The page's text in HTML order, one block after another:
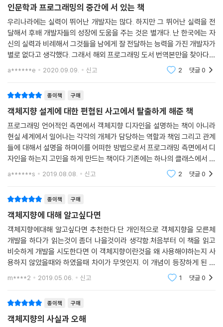
- ‘어떻게’가 아니라 ‘무엇’을
- 책임을 자극하는 메시지
메시지와 메서드
- 메시지
- 메서드
- 다형성
- 송신자와 수신자를 약하게 연결하는 메시지
메시지를 따라라
- 객체지향의 핵심, 메시지
- 책임-주도 설계 다시 살펴보기
- What/Who 사이클
- 묻지 말고 시켜라
객체 인터페이스
- 메시지가 인터페이스를 결정한다
- 공용 인터페이스
- 책임, 메시지, 그리고 인터페이스
인터페이스와 구현의 분리
- 객체 관점에서 생각하는 방법
- 구현
- 인터페이스와 구현의 분리 원칙
책임의 자율성이 협력의 품질을 결정한다
▣ 06장: 객체 지도
이다.
◎ 객체지향은 클래스를 지향하는 것이 아니라 객체를 지향하는 것이다.
클래스는 단지 구현 메커니즘일 뿐이다.
◎ 자율적인 책임이 자율적인 객체와 유연한 설계를 낳는다.
◎ 객체지향은 안정적인 도메인 구조에 불안정한 기능을 통합한 것이다.
◎ 객체가 메시지를 선택하는 것이 아니라 메시지가 객체를 선택하게 해
인문학과 프로그래밍의 중간에 서 있는 책
우리나라에는 실력이 뛰어난 개발자는 많다. 하지만 그 뛰어난 실력을 전
달해서 후배 개발자들의 성장에 도움을 주는 것은 별개다. 난 한국에는 자
신의 실력과 비례해서 그것들을 남에게 잘 전달하는 능력을 가진 개발자가
별로 없다고 생각했다. 그래서 해외 프로그래밍 도서 번역본만을 찾아다녔
다.그런데 이 책은 정말 훌륭하다.객체지향을 어떻게 바라보고 어떤 관점
a******e 2020.09.09. 신고 2 댓글0
종이책 구매
객체지향 설계에 대한 편협된 사고에서 탈출하게 해준 책
프로그래밍 언어적인 측면에서 객체지향 디자인을 설명하는 책이 아니라
현실 세계에서 일어나는 각각의 개체가 담당하는 역할과 책임 그리고 관계
들에 대해서 설명을 하며이를 어떠한 방법으로서 프로그래밍 측면에서 디
자인을 하는지 고민을 하게 만드는 책이다.기존에는 하나의 클래스에서 상
속을 받는 자식 클래스 처럼 부모-자식 관계와다형성을 가지는 부모의 속
a******s 2019.08.08. 신고 2 댓글0
종이책 구매
객체지향에 대해 알고싶다면
객체지향에대해 알고싶다면 추천한다.단 개인적으로 객체지향을 모른체
개발을 하다가 읽는것이 좀더 나을것이라 생각함.처음부터 이 책을 읽고
비슷하게 개발을 시도한다면 이 객체지향이란것을 왜 사용해야하는지 사
용하지 않았을때와 하였을때 차이가 무엇인지. 이 개념이 등장하게 된 계
기가 무엇일까 생각해볼수 있다.적어도 1년에서 2년은 먼저 개발을 하고
m****2 2019.05.06. 신고 1 댓글0
종이책 구매
객체지향의 사실과 오해